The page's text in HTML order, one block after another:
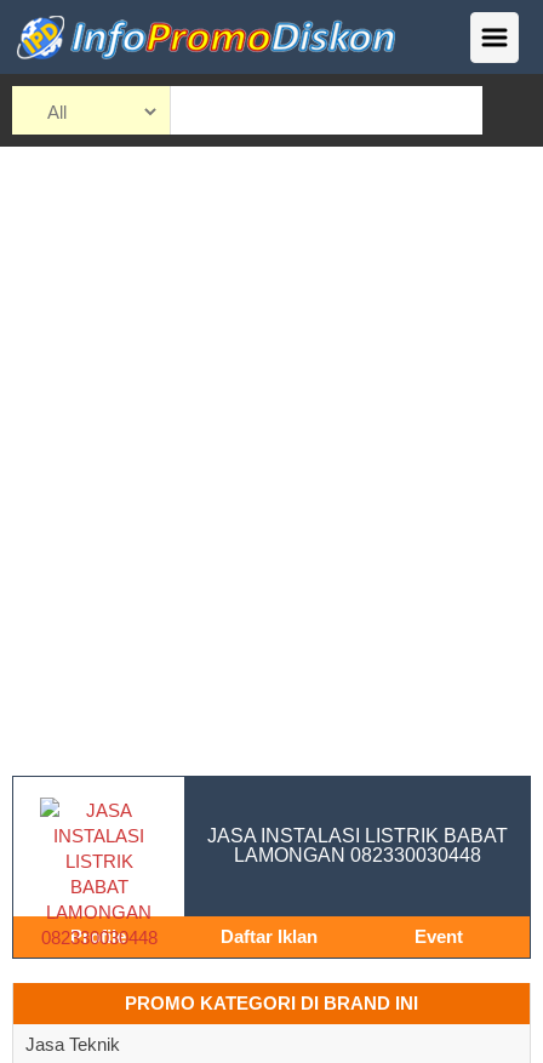
JASA INSTALASI LISTRIK BABAT
LAMONGAN 082330030448
Profile Daftar Iklan Event
PROMO KATEGORI DI BRAND INI
Jasa Teknik